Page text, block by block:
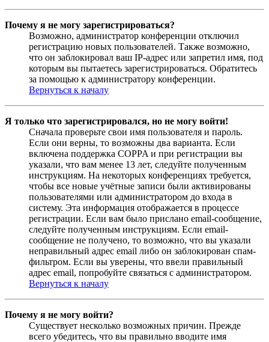
Почему я не могу зарегистрироваться?
Возможно, администратор конференции отключил
регистрацию новых пользователей. Также возможно,
что он заблокировал ваш IP-адрес или запретил имя, под
которым вы пытаетесь зарегистрироваться. Обратитесь
за помощью к администратору конференции.
Вернуться к началу
Я только что зарегистрировался, но не могу войти!
Сначала проверьте свои имя пользователя и пароль.
Если они верны, то возможны два варианта. Если
включена поддержка COPPA и при регистрации вы
указали, что вам менее 13 лет, следуйте полученным
инструкциям. На некоторых конференциях требуется,
чтобы все новые учётные записи были активированы
пользователями или администратором до входа в
систему. Эта информация отображается в процессе
регистрации. Если вам было прислано email-сообщение,
следуйте полученным инструкциям. Если email-
сообщение не получено, то возможно, что вы указали
неправильный адрес email либо он заблокирован спам-
фильтром. Если вы уверены, что ввели правильный
адрес email, попробуйте связаться с администратором.
Вернуться к началу
Почему я не могу войти?
Существует несколько возможных причин. Прежде
всего убедитесь, что вы правильно вводите имя